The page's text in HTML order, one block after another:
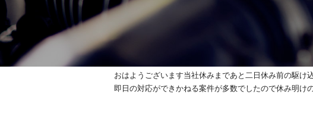
ＢＭＷ Ｆ１１ ブロアモーター異
おはようございます当社休みまであと二日休み前の駆け
即日の対応ができかねる案件が多数でしたので休み明け